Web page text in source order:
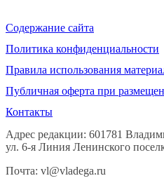
Содержание сайта
Политика конфиденциальности
Правила использования
Публичная оферта при
Контакты
Адрес редакции: 601781
ул. 6-я Линия Ленинского
Почта: vl@vladega.ru